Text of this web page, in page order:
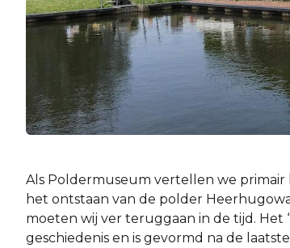
Als Poldermuseum vertellen we
het​ ​ontstaan​ ​van​ ​de​ ​polder​
moeten​ ​wij​ ​ver​ ​teruggaan​ ​in​ ​de​ ​tijd.​ ​Het​
geschiedenis​ ​en​ ​is​ ​gevormd​ ​na​ ​de​